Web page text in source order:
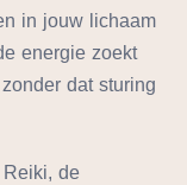
in jouw lichaam
energie zoekt
dat sturing
Reiki, de